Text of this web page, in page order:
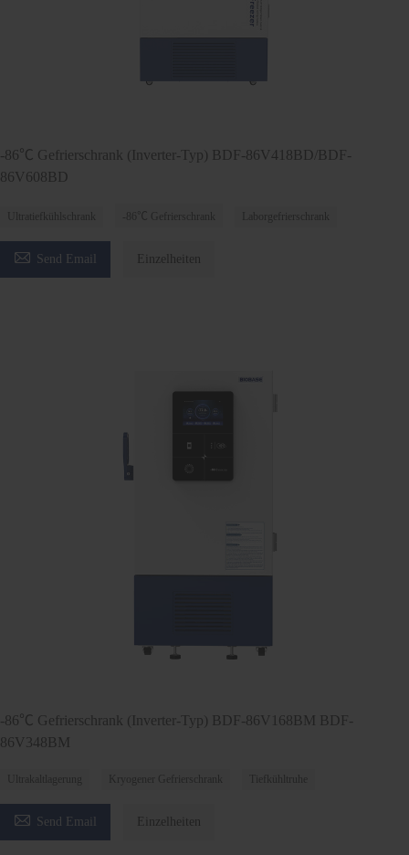
-86℃ Gefrierschrank (Inverter-Typ) BDF-86V418BD/BDF-
86V608BD
Ultratiefkühlschrank -86℃ Gefrierschrank Laborgefrierschrank
 Send Email Einzelheiten
-86℃ Gefrierschrank (Inverter-Typ) BDF-86V168BM BDF-
86V348BM
Ultrakaltlagerung Kryogener Gefrierschrank Tiefkühltruhe
 Send Email Einzelheiten